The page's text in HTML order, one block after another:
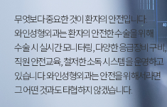
무엇보다 중요한 것이 환자의 안전입니다.
와인성형외과는 환자의 안전한 수술을 위해
수술 시 실시간 모니터링, 다양한 응급장비 구비,
직원 안전교육, 철저한 소독 시스템을 운영하고
있습니다. 와인성형외과는 안전을 위해서라면
그 어떤 것과도 타협하지 않겠습니다.